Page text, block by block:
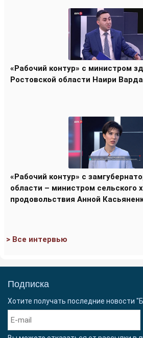
«Рабочий контур» с министром
Ростовской области Наири
«Рабочий контур» с
области – министром сельского
продовольствия Анной
> Все интервью
Подписка
Хотите получать последние новости